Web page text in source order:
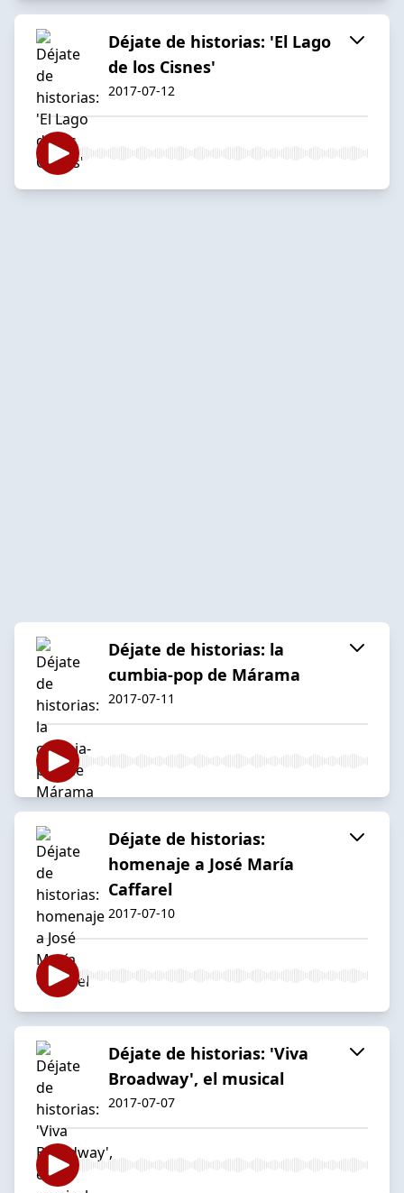
Déjate de historias: 'El Lago
de los Cisnes'
2017-07-12
Déjate de historias: la
cumbia-pop de Márama
2017-07-11
Déjate de historias:
homenaje a José María
Caffarel
2017-07-10
Déjate de historias: 'Viva
Broadway', el musical
2017-07-07